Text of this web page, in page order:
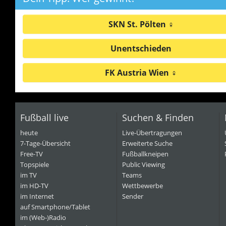
SKN St. Pölten ♀
Unentschieden
FK Austria Wien ♀
Fußball live
heute
7-Tage-Übersicht
Free-TV
Topspiele
im TV
im HD-TV
im Internet
auf Smartphone/Tablet
im (Web-)Radio
Suchen & Finden
Live-Übertragungen
Erweiterte Suche
Fußballkneipen
Public Viewing
Teams
Wettbewerbe
Sender